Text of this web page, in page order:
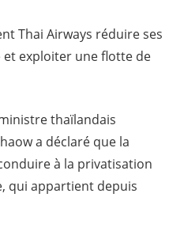
Thai Airways réduire ses
et exploiter une flotte de
thaïlandais
a déclaré que la
à la privatisation
qui appartient depuis